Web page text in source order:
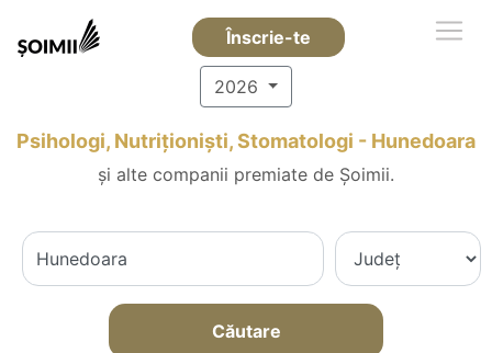
Înscrie-te
2026
Psihologi, Nutriționiști, Stomatologi - Hunedoara
și alte companii premiate de Șoimii.
Căutare